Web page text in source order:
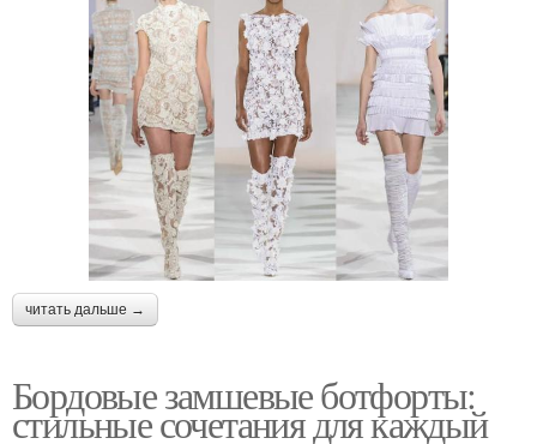
читать дальше →
Бордовые замшевые ботфорты:
стильные сочетания для каждый